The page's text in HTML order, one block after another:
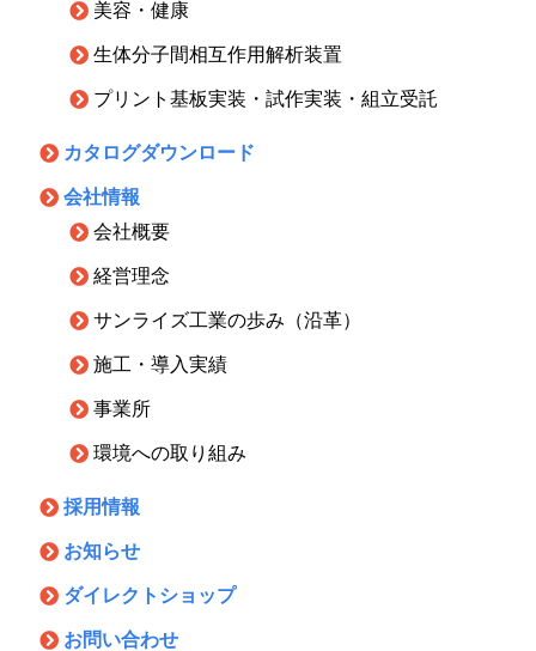
美容・健康
生体分子間相互作用解析装置
プリント基板実装・試作実装・組立受託
カタログダウンロード
会社情報
会社概要
経営理念
サンライズ工業の歩み（沿革）
施工・導入実績
事業所
環境への取り組み
採用情報
お知らせ
ダイレクトショップ
お問い合わせ